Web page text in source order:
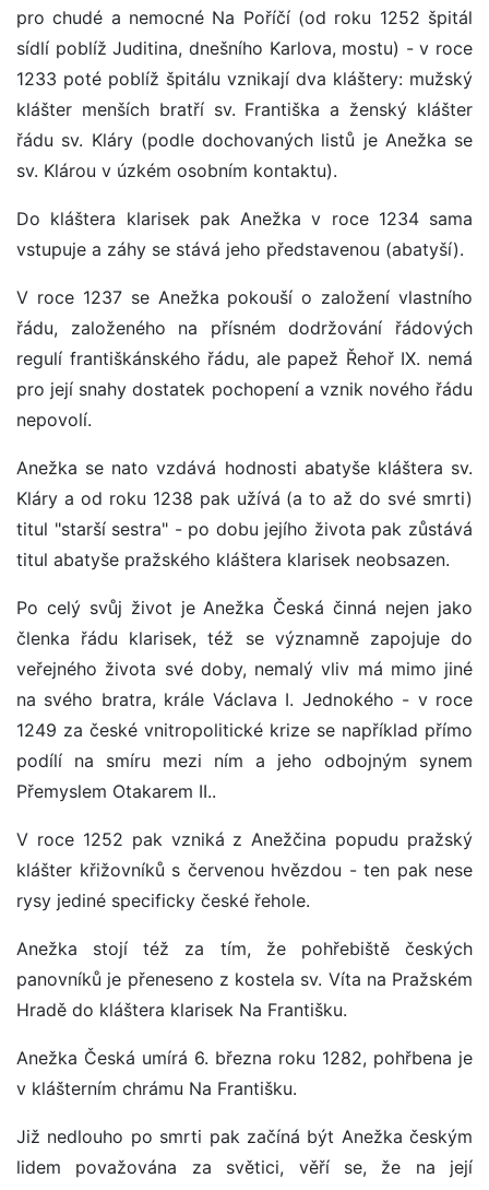
pro chudé a nemocné Na Poříčí (od roku 1252 špitál
sídlí poblíž Juditina, dnešního Karlova, mostu) - v roce
1233 poté poblíž špitálu vznikají dva kláštery: mužský
klášter menších bratří sv. Františka a ženský klášter
řádu sv. Kláry (podle dochovaných listů je Anežka se
sv. Klárou v úzkém osobním kontaktu).
Do kláštera klarisek pak Anežka v roce 1234 sama
vstupuje a záhy se stává jeho představenou (abatyší).
V roce 1237 se Anežka pokouší o založení vlastního
řádu, založeného na přísném dodržování řádových
regulí františkánského řádu, ale papež Řehoř IX. nemá
pro její snahy dostatek pochopení a vznik nového řádu
nepovolí.
Anežka se nato vzdává hodnosti abatyše kláštera sv.
Kláry a od roku 1238 pak užívá (a to až do své smrti)
titul "starší sestra" - po dobu jejího života pak zůstává
titul abatyše pražského kláštera klarisek neobsazen.
Po celý svůj život je Anežka Česká činná nejen jako
členka řádu klarisek, též se významně zapojuje do
veřejného života své doby, nemalý vliv má mimo jiné
na svého bratra, krále Václava I. Jednokého - v roce
1249 za české vnitropolitické krize se například přímo
podílí na smíru mezi ním a jeho odbojným synem
Přemyslem Otakarem II..
V roce 1252 pak vzniká z Anežčina popudu pražský
klášter křižovníků s červenou hvězdou - ten pak nese
rysy jediné specificky české řehole.
Anežka stojí též za tím, že pohřebiště českých
panovníků je přeneseno z kostela sv. Víta na Pražském
Hradě do kláštera klarisek Na Františku.
Anežka Česká umírá 6. března roku 1282, pohřbena je
v klášterním chrámu Na Františku.
Již nedlouho po smrti pak začíná být Anežka českým
lidem považována za světici, věří se, že na její